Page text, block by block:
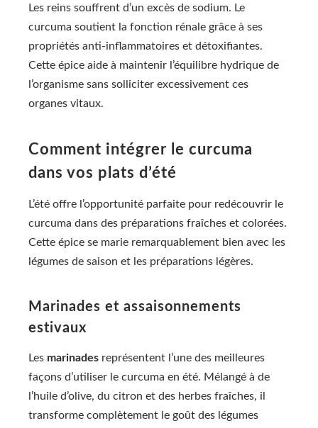
Les reins souffrent d’un excès de sodium. Le
curcuma soutient la fonction rénale grâce à ses
propriétés anti-inflammatoires et détoxifiantes.
Cette épice aide à maintenir l’équilibre hydrique de
l’organisme sans solliciter excessivement ces
organes vitaux.
Comment intégrer le curcuma
dans vos plats d’été
L’été offre l’opportunité parfaite pour redécouvrir le
curcuma dans des préparations fraîches et colorées.
Cette épice se marie remarquablement bien avec les
légumes de saison et les préparations légères.
Marinades et assaisonnements
estivaux
Les marinades représentent l’une des meilleures
façons d’utiliser le curcuma en été. Mélangé à de
l’huile d’olive, du citron et des herbes fraîches, il
transforme complètement le goût des légumes